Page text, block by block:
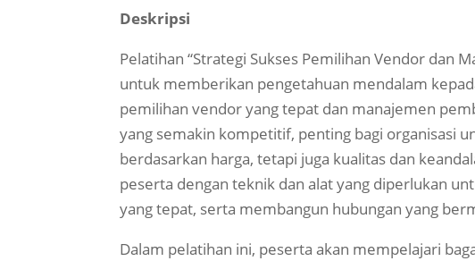
Deskripsi
Pelatihan “Strategi Sukses Pemilihan Vendor dan
untuk memberikan pengetahuan mendalam
pemilihan vendor yang tepat dan manajemen
yang semakin kompetitif, penting bagi organisasi
berdasarkan harga, tetapi juga kualitas dan
peserta dengan teknik dan alat yang diperlukan
yang tepat, serta membangun hubungan yang
Dalam pelatihan ini, peserta akan mempelajari